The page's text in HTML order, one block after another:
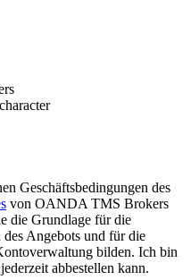
Geschäftsbedingungen des
von OANDA TMS Brokers
die Grundlage für die
Angebots und für die
bilden. Ich bin
abbestellen kann.